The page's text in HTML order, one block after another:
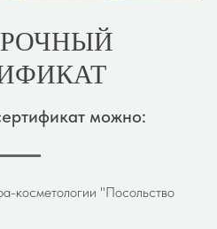
можно:
косметологии "Посольство